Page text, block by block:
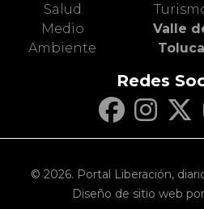
Salud
Medio
Ambiente
Valle
Toluca
Redes
© 2026. Portal Liberación,
Diseño de sitio web